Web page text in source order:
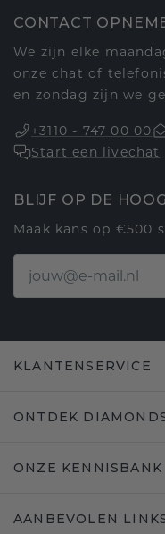
CONTACT
We zijn elke
onze chat of
en zondag zijn we
+3110 - 747 00 00
Start een livechat
BLIJF OP DE
Maak kans op €500
KLANTENSERVICE
ONTDEK
ONZE KENNISBANK
AANBEVOLEN